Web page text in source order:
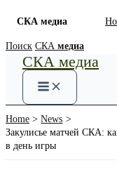
СКА медиа
Skip
content
Поиск СКА медиа
СКА медиа
Home
News
Закулисье матчей СКА:
в день игры